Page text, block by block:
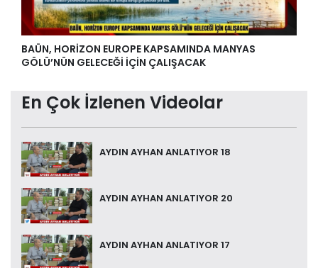
BAÜN, HORİZON EUROPE KAPSAMINDA MANYAS
GÖLÜ’NÜN GELECEĞİ İÇİN ÇALIŞACAK
En Çok İzlenen Videolar
AYDIN AYHAN ANLATIYOR 18
AYDIN AYHAN ANLATIYOR 20
AYDIN AYHAN ANLATIYOR 17